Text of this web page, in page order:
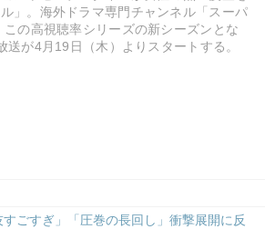
」。海外ドラマ専門チャンネル「スーパ
の高視聴率シリーズの新シーズンとな
送が4月19日（木）よりスタートする。
すごすぎ」「圧巻の長回し」衝撃展開に反